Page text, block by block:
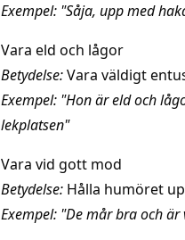
Exempel: "Såja, upp med
Vara eld och lågor
Betydelse:Vara väldigt
Exempel: "Hon är eld och
lekplatsen"
Vara vid gott mod
Betydelse: Hålla humöret
Exempel: "De mår bra och